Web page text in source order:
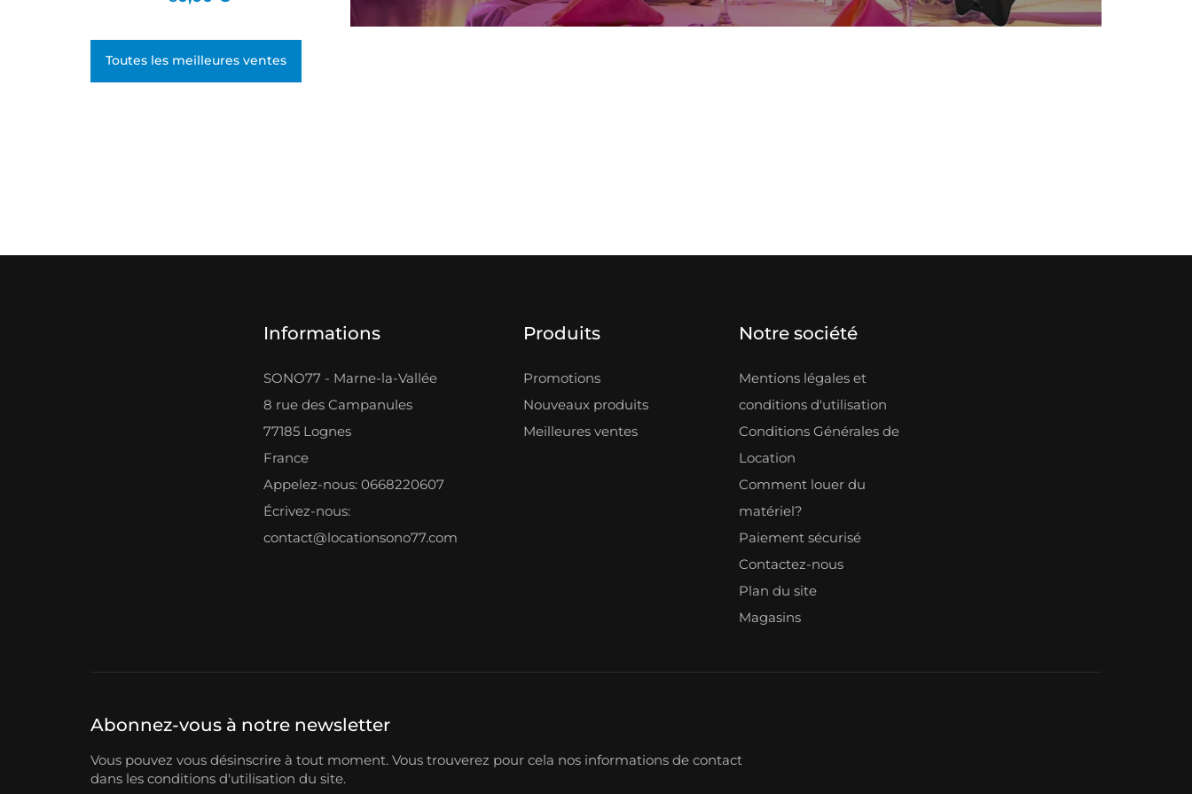
papa toute les 45 sec. (12 à
18gr de sucre par barbe)...
Toutes les meilleures ventes
Informations
SONO77 - Marne-la-Vallée
8 rue des Campanules
77185 Lognes
France
Appelez-nous: 0668220607
Écrivez-nous:
contact@locationsono77.com
Produits
Promotions
Nouveaux produits
Meilleures ventes
Notre société
Mentions légales et
conditions d'utilisation
Conditions Générales de
Location
Comment louer du
matériel?
Paiement sécurisé
Contactez-nous
Plan du site
Magasins
Abonnez-vous à notre newsletter
Vous pouvez vous désinscrire à tout moment. Vous trouverez pour cela nos informations de contact
dans les conditions d'utilisation du site.